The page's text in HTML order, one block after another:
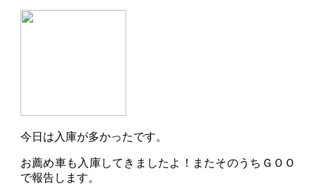
今日は入庫が多かったです。
お薦め車も入庫してきましたよ！またそのうちＧＯＯ
で報告します。